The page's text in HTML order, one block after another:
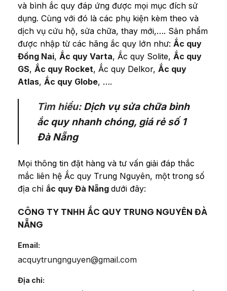
và bình ắc quy đáp ứng được mọi mục đích sử
dụng. Cùng với đó là các phụ kiện kèm theo và
dịch vụ cứu hộ, sửa chữa, thay mới,…. Sản phẩm
được nhập từ các hãng ắc quy lớn như: Ắc quy
Đồng Nai, Ắc quy Varta, Ắc quy Solite, Ắc quy
GS, Ắc quy Rocket, Ắc quy Delkor, Ắc quy
Atlas, Ắc quy Globe, ….
Tìm hiểu: Dịch vụ sửa chữa bình
ắc quy nhanh chóng, giá rẻ số 1
Đà Nẵng
Mọi thông tin đặt hàng và tư vấn giải đáp thắc
mắc liên hệ Ắc quy Trung Nguyên, một trong số
địa chỉ ắc quy Đà Nẵng dưới đây:
CÔNG TY TNHH ẮC QUY TRUNG NGUYÊN ĐÀ
NẴNG
Email:
acquytrungnguyen@gmail.com
Địa chỉ: